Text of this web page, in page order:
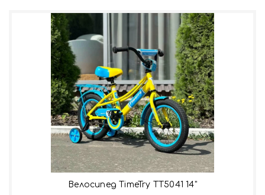
Велосипед TimeTry TT5041 14"